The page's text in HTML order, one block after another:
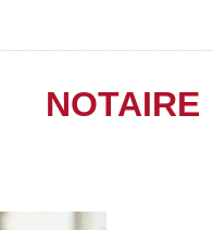
NOTAIRE